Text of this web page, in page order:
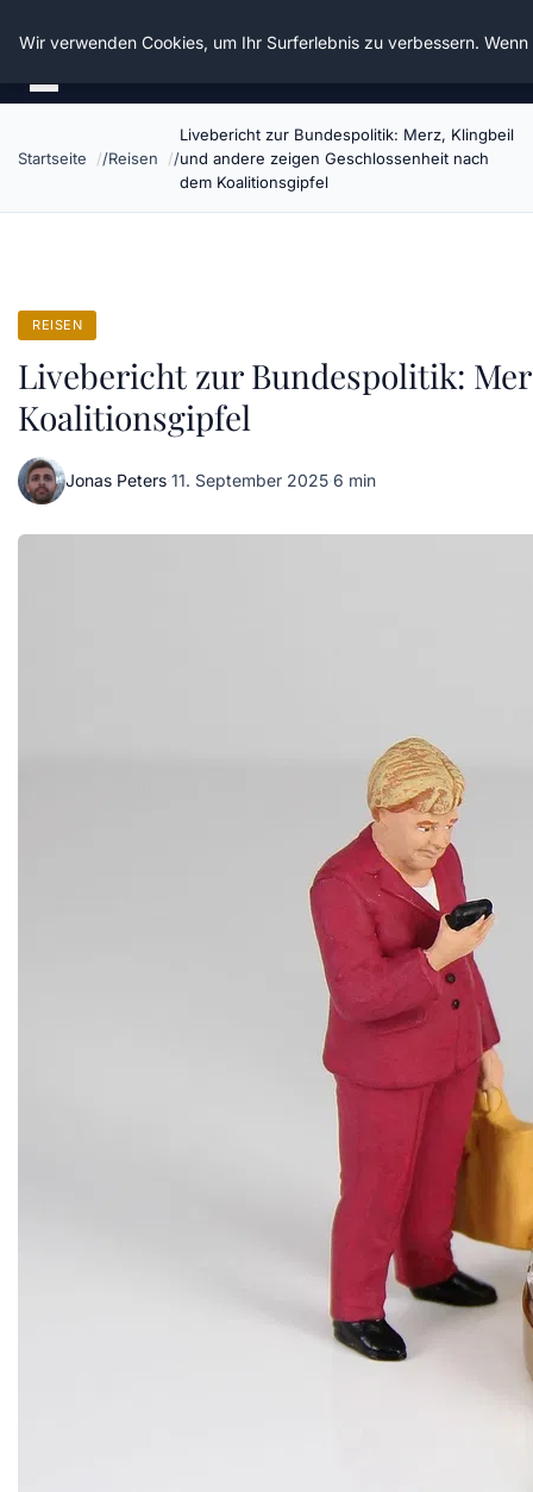
Die Schnitter
Startseite Reisen
Livebericht zur Bundespolitik: Merz, Klingbeil
und andere zeigen Geschlossenheit nach
dem Koalitionsgipfel
REISEN
Livebericht zur Bundespolitik:
Koalitionsgipfel
Jonas Peters·11. September 2025·6 min
Wir verwenden Cookies, um Ihr Surferlebnis zu verbessern.